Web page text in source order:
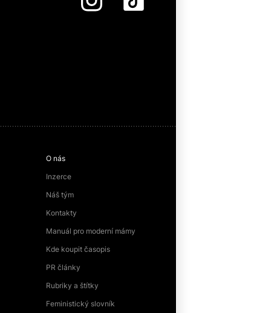
O nás
Inzerce
Náš tým
Kontakty
Manuál pro moderní mámy
Kde koupit časopis
PR články
Rubriky a štítky
Feministický slovník